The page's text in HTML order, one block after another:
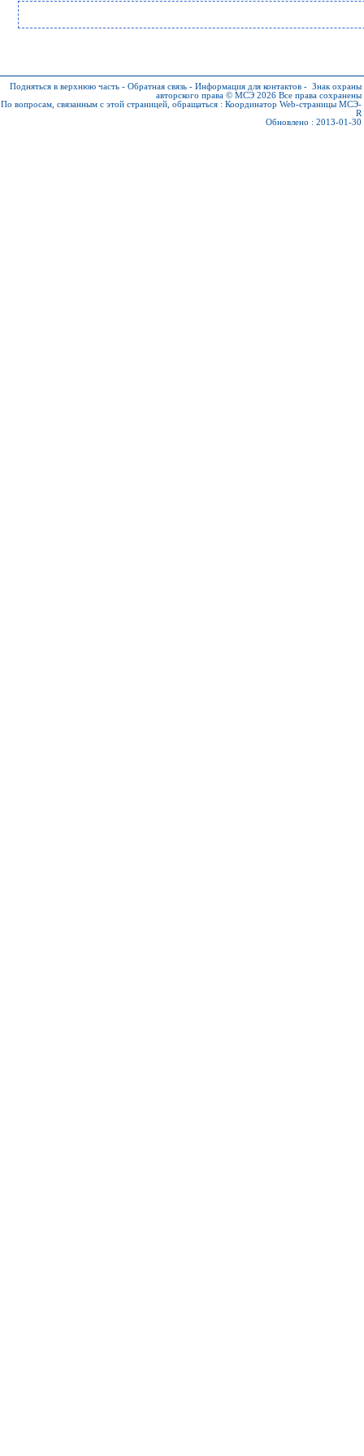
Подняться в верхнюю часть - Обратная связь - Информация для контактов - Знак охраны
авторского права © МСЭ 2026 Все права сохранены
По вопросам, связанным с этой страницей, обращаться : Координатор Web-страницы МСЭ-
R
Обновлено : 2013-01-30